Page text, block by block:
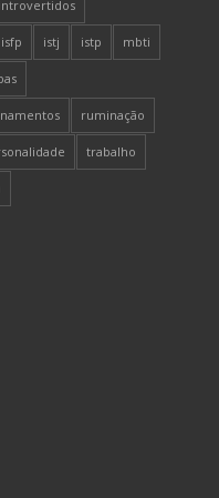
introvertidos
isfp istj istp mbti
ruminação
trabalho